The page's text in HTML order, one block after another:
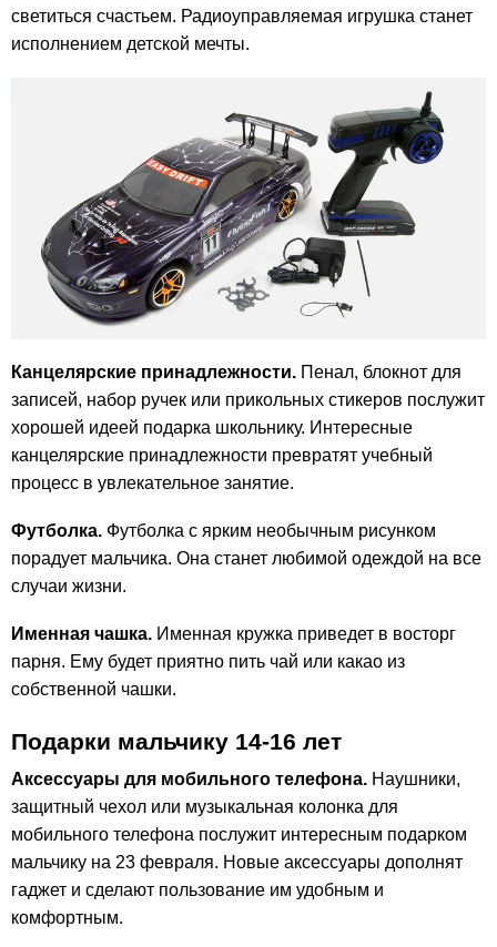
светиться счастьем. Радиоуправляемая игрушка станет
исполнением детской мечты.
Канцелярские принадлежности. Пенал, блокнот для
записей, набор ручек или прикольных стикеров послужит
хорошей идеей подарка школьнику. Интересные
канцелярские принадлежности превратят учебный
процесс в увлекательное занятие.
Футболка. Футболка с ярким необычным рисунком
порадует мальчика. Она станет любимой одеждой на все
случаи жизни.
Именная чашка. Именная кружка приведет в восторг
парня. Ему будет приятно пить чай или какао из
собственной чашки.
Подарки мальчику 14-16 лет
Аксессуары для мобильного телефона. Наушники,
защитный чехол или музыкальная колонка для
мобильного телефона послужит интересным подарком
мальчику на 23 февраля. Новые аксессуары дополнят
гаджет и сделают пользование им удобным и
комфортным.